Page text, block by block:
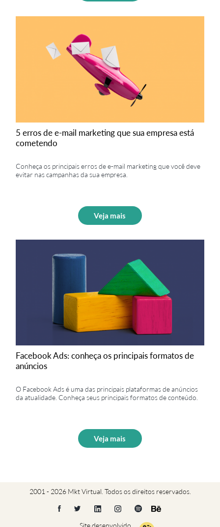
5 erros de e-mail marketing que sua empresa está
cometendo
Conheça os principais erros de e-mail marketing que você deve
evitar nas campanhas da sua empresa.
Veja mais
Facebook Ads: conheça os principais formatos de
anúncios
O Facebook Ads é uma das principais plataformas de anúncios
da atualidade. Conheça seus principais formatos de conteúdo.
Veja mais
2001 - 2026 Mkt Virtual. Todos os direitos reservados.
Site desenvolvido